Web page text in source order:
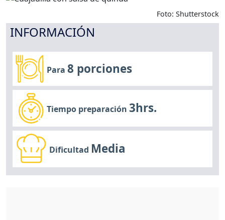
Foto: Shutterstock
INFORMACIÓN
Para8 porciones
Tiempo preparación3hrs.
Dificultad Media